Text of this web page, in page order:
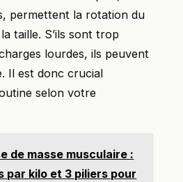
permettent la rotation du
taille. S’ils sont trop
lourdes, ils peuvent
Il est donc crucial
selon votre
de masse musculaire :
par kilo et 3 piliers pour